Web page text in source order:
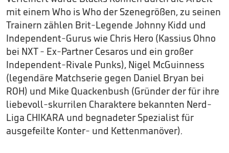
mit einem Who is Who der Szenegrößen, zu seinen
Trainern zählen Brit-Legende Johnny Kidd und
Independent-Gurus wie Chris Hero (Kassius Ohno
bei NXT - Ex-Partner Cesaros und ein großer
Independent-Rivale Punks), Nigel McGuinness
(legendäre Matchserie gegen Daniel Bryan bei
ROH) und Mike Quackenbush (Gründer der für ihre
liebevoll-skurrilen Charaktere bekannten Nerd-
Liga CHIKARA und begnadeter Spezialist für
ausgefeilte Konter- und Kettenmanöver).